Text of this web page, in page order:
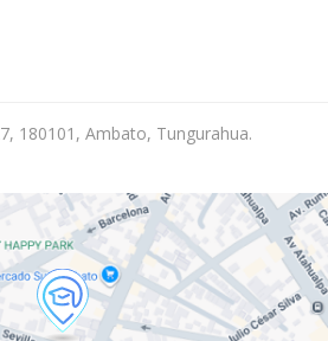
180101, Ambato, Tungurahua.